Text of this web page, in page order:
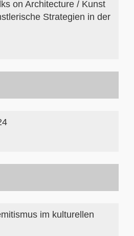
on Architecture / Kunst
Strategien in der
im kulturellen